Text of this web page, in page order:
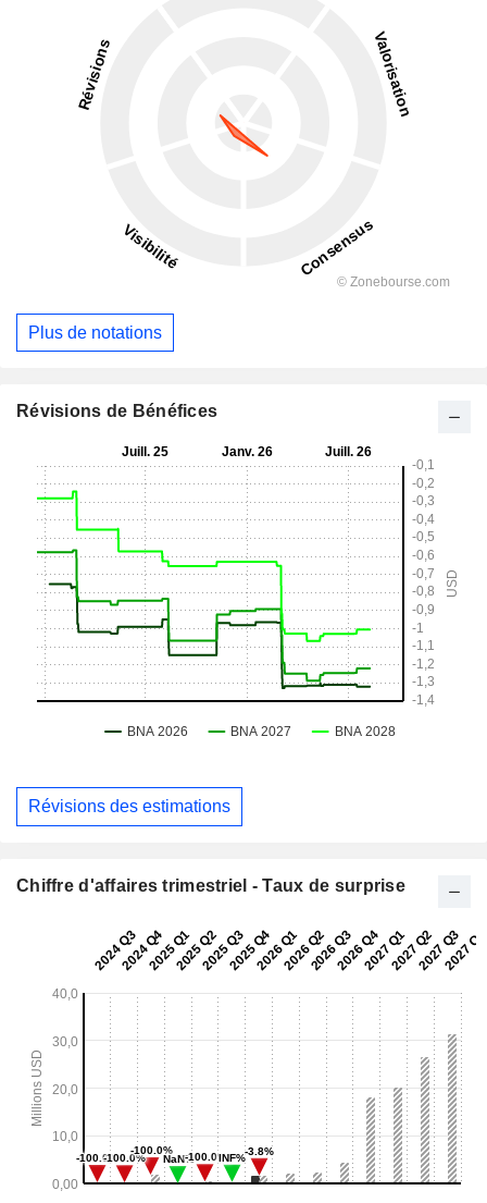
Plus de notations
Révisions de Bénéfices
Révisions des estimations
Chiffre d'affaires trimestriel - Taux de surprise